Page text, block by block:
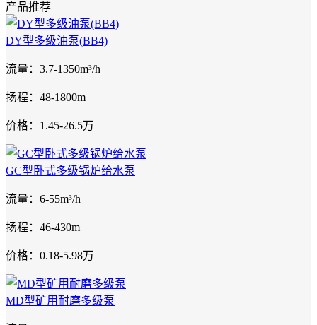
产品推荐
DY型多级油泵(BB4)
流量：3.7-1350m³/h
扬程：48-1800m
价格：1.45-26.5万
GC型卧式多级锅炉给水泵
流量：6-55m³/h
扬程：46-430m
价格：0.18-5.98万
MD型矿用耐磨多级泵